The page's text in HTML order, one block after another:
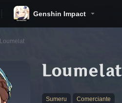
Genshin Impact
Loumelat
Loumelat
Sumeru Comerciante